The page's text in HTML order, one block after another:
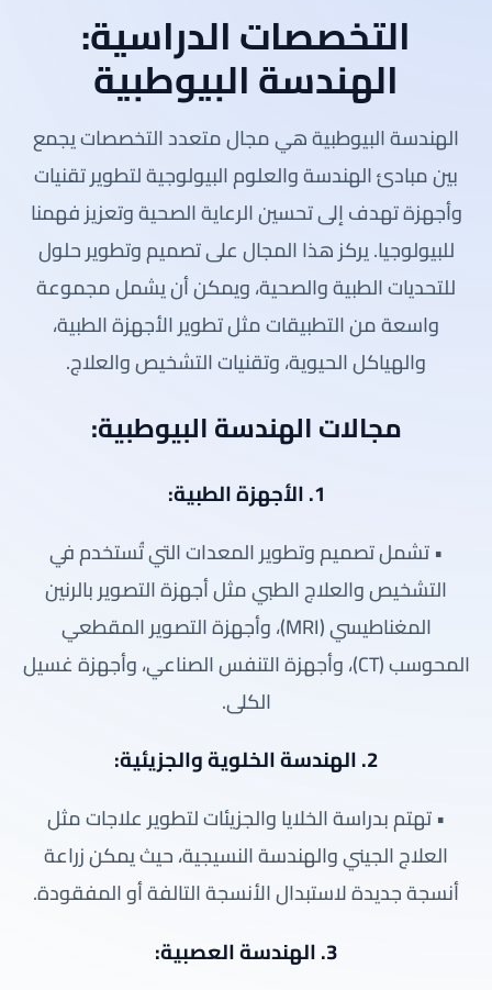
التخصصات الدراسية:
الهندسة البيوطبية
الهندسة البيوطبية هي مجال متعدد التخصصات يجمع
بين مبادئ الهندسة والعلوم البيولوجية لتطوير تقنيات
وأجهزة تهدف إلى تحسين الرعاية الصحية وتعزيز فهمنا
للبيولوجيا. يركز هذا المجال على تصميم وتطوير حلول
للتحديات الطبية والصحية، ويمكن أن يشمل مجموعة
واسعة من التطبيقات مثل تطوير الأجهزة الطبية،
والهياكل الحيوية، وتقنيات التشخيص والعلاج.
مجالات الهندسة البيوطبية:
1. الأجهزة الطبية:
• تشمل تصميم وتطوير المعدات التي تُستخدم في
التشخيص والعلاج الطبي مثل أجهزة التصوير بالرنين
المغناطيسي (MRI)، وأجهزة التصوير المقطعي
المحوسب (CT)، وأجهزة التنفس الصناعي، وأجهزة غسيل
الكلى.
2. الهندسة الخلوية والجزيئية:
• تهتم بدراسة الخلايا والجزيئات لتطوير علاجات مثل
العلاج الجيني والهندسة النسيجية، حيث يمكن زراعة
أنسجة جديدة لاستبدال الأنسجة التالفة أو المفقودة.
3. الهندسة العصبية: